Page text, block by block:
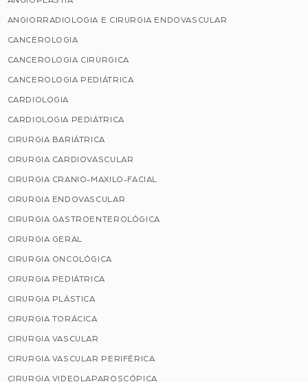
ANGIORRADIOLOGIA E CIRURGIA ENDOVASCULAR
CANCEROLOGIA
CANCEROLOGIA CIRÚRGICA
CANCEROLOGIA PEDIÁTRICA
CARDIOLOGIA
CARDIOLOGIA PEDIÁTRICA
CIRURGIA BARIÁTRICA
CIRURGIA CARDIOVASCULAR
CIRURGIA CRANIO-MAXILO-FACIAL
CIRURGIA ENDOVASCULAR
CIRURGIA GASTROENTEROLÓGICA
CIRURGIA GERAL
CIRURGIA ONCOLÓGICA
CIRURGIA PEDIÁTRICA
CIRURGIA PLÁSTICA
CIRURGIA TORÁCICA
CIRURGIA VASCULAR
CIRURGIA VASCULAR PERIFÉRICA
CIRURGIA VIDEOLAPAROSCÓPICA